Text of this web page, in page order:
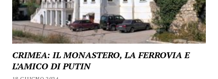
CRIMEA: IL MONASTERO, LA FERROVIA E
L’AMICO DI PUTIN